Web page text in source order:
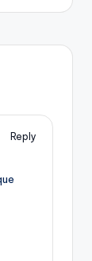
Reply